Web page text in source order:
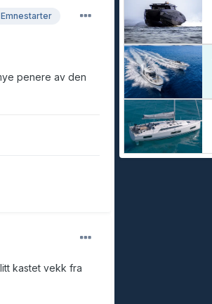
Emnestarter
penere av den
kastet vekk fra